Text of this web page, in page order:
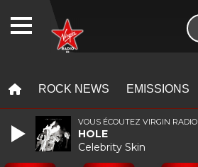
ROCK NEWS EMISSIONS
VOUS ÉCOUTEZ VIRGIN RADIO
HOLE
Celebrity Skin
WEBRADIO